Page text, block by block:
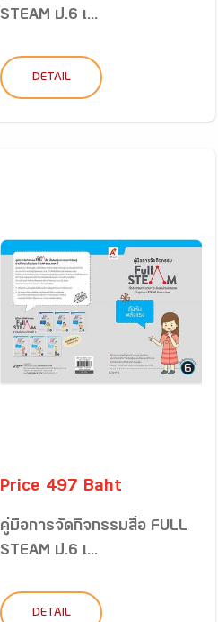
STEAM ป.6 เ...
DETAIL
Price 497 Baht
คู่มือการจัดกิจกรรมสื่อ FULL
STEAM ป.6 เ...
DETAIL